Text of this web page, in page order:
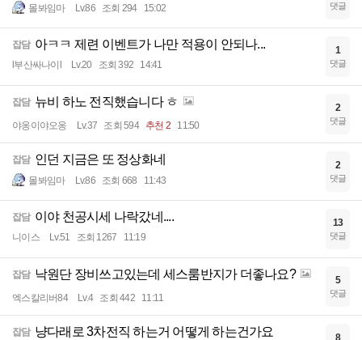
몰봐임마 Lv.86 조회 294 15:02 댓글
잡담 아ㅋㅋ 제련 이벤트가 나만 적용이 안되나...
l부산싸나이l Lv.20 조회 392 14:41
1
댓글
잡담 뉴비 하노 전직했습니다 ㅎ
야옹이야오옹 Lv.37 조회 594 추천 2 11:50
2
댓글
잡담 인던 지금은 또 정상화네
몰봐임마 Lv.86 조회 668 11:43
2
댓글
잡담 이야 천공시세 나락갔네....
니이스 Lv.51 조회 1267 11:19
13
댓글
잡담 낙원단 장비쓰고있는데 세스룸반지가 더좋나요?
엑스칼리버84 Lv.4 조회 442 11:11
5
댓글
잡담 냥다래로 3차전직 하는거 어떻게 하는건가요 8